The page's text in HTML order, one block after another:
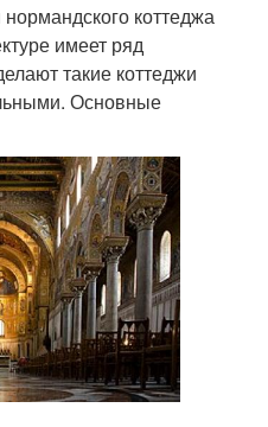
коттеджа
имеет ряд
такие коттеджи
Основные